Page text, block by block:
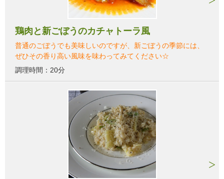
鶏肉と新ごぼうのカチャトーラ風
普通のごぼうでも美味しいのですが、新ごぼうの季節には、
ぜひその香り高い風味を味わってみてください☆
調理時間：20分